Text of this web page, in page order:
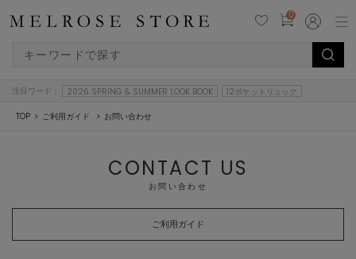
0
注目ワード： 2026 SPRING & SUMMER LOOK BOOK 12ポケットリュック
TOP ご利用ガイド お問い合わせ
CONTACT US
お問い合わせ
ご利用ガイド